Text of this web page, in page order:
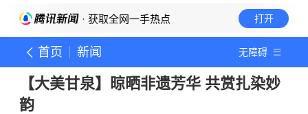
· 获取全网一手热点 打开
首页 新闻 无障碍
【大美甘泉】晾晒非遗芳华 共赏扎染妙
韵